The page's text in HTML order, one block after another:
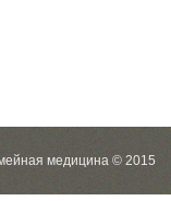
медицина © 2015